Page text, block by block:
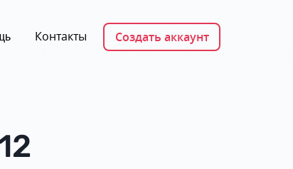
Контакты Создать аккаунт